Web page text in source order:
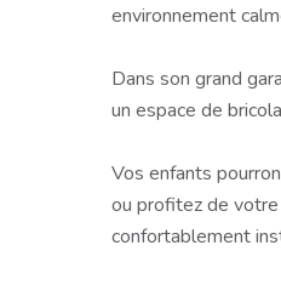
environnement
Dans son grand
un espace de
Vos enfants
ou profitez de
confortablement